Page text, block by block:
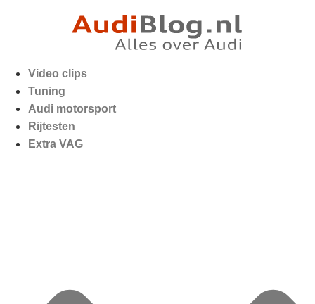
Video clips
Tuning
Audi motorsport
Rijtesten
Extra VAG